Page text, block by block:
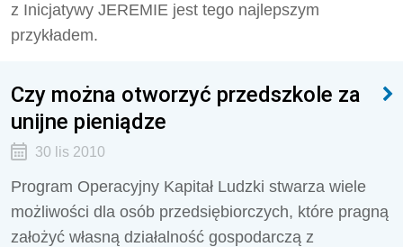
z Inicjatywy JEREMIE jest tego najlepszym
przykładem.
Czy można otworzyć przedszkole za
unijne pieniądze
30 lis 2010
Program Operacyjny Kapitał Ludzki stwarza wiele
możliwości dla osób przedsiębiorczych, które pragną
założyć własną działalność gospodarczą z